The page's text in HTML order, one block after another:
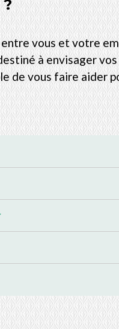
?
vous et votre
à envisager
de vous faire aider